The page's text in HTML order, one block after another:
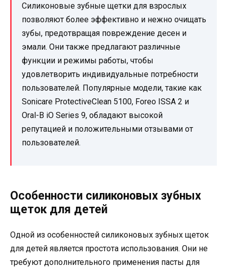
Силиконовые зубные щетки для взрослых
позволяют более эффективно и нежно очищать
зубы, предотвращая повреждение десен и
эмали. Они также предлагают различные
функции и режимы работы, чтобы
удовлетворить индивидуальные потребности
пользователей. Популярные модели, такие как
Sonicare ProtectiveClean 5100, Foreo ISSA 2 и
Oral-B iO Series 9, обладают высокой
репутацией и положительными отзывами от
пользователей.
Особенности силиконовых зубных
щеток для детей
Одной из особенностей силиконовых зубных щеток
для детей является простота использования. Они не
требуют дополнительного применения пасты для